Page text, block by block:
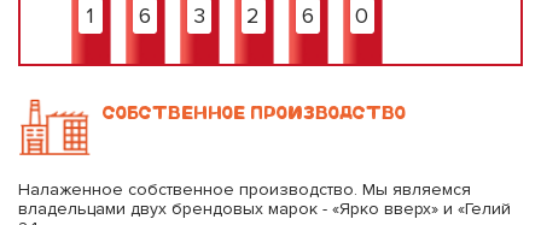
1 6 3 2 6 0
СОБСТВЕННОЕ ПРОИЗВОДСТВО
Налаженное собственное производство. Мы являемся
владельцами двух брендовых марок - «Ярко вверх» и «Гелий